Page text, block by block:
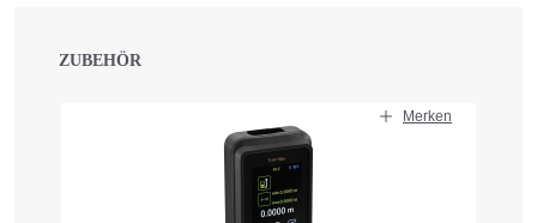
Produktgalerie überspringen
ZUBEHÖR
Merken